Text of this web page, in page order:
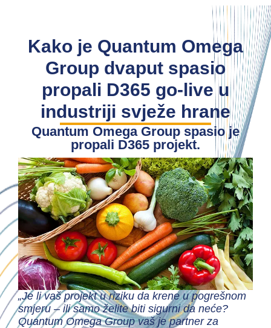
Kako je Quantum Omega
Group dvaput spasio
propali D365 go-live u
industriji svježe hrane
Quantum Omega Group spasio je
propali D365 projekt.
„Je li vaš projekt u riziku da krene u pogrešnom
smjeru – ili samo želite biti sigurni da neće?
Quantum Omega Group vaš je partner za